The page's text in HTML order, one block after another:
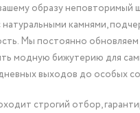
образу неповторимый
камнями,
Мы постоянно
модную бижутерию для
выходов до особых
строгий отбор,